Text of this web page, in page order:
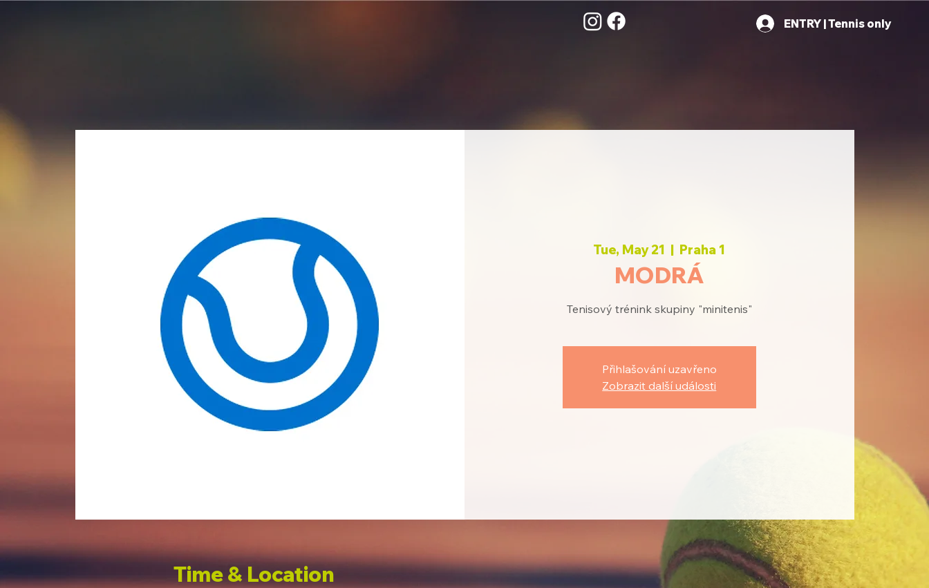
ENTRY | Tennis only
Tue, May 21
  |
Praha 1
MODRÁ
Tenisový trénink skupiny "minitenis"
Přihlašování uzavřeno
Zobrazit další události
Time & Location